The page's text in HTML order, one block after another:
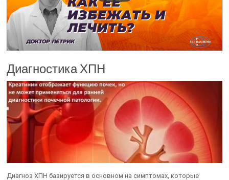
Диагностика ХПН
Диагноз ХПН базируется в основном на симптомах, которые